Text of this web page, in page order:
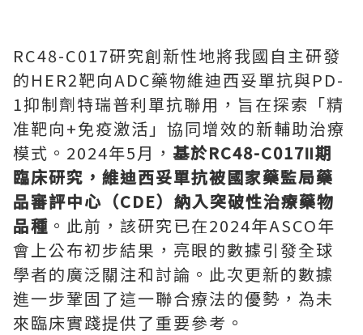
RC48-C017研究創新性地將我國自主研發
的HER2靶向ADC藥物維迪西妥單抗與PD-
1抑制劑特瑞普利單抗聯用，旨在探索「精
准靶向+免疫激活」協同增效的新輔助治療
模式。2024年5月， 基於RC48-C017Ⅱ期
臨床研究，維迪西妥單抗被國家藥監局藥
品審評中心（CDE）納入突破性治療藥物
品種 。此前，該研究已在2024年ASCO年
會上公布初步結果，亮眼的數據引發全球
學者的廣泛關注和討論。此次更新的數據
進一步鞏固了這一聯合療法的優勢，為未
來臨床實踐提供了重要參考。